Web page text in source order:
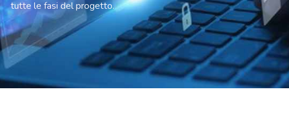
tutte le fasi del progetto.